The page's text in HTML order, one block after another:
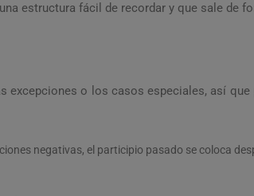
estructura fácil de recordar y que sale de
excepciones o los casos especiales, así
negativas, el participio pasado se coloca